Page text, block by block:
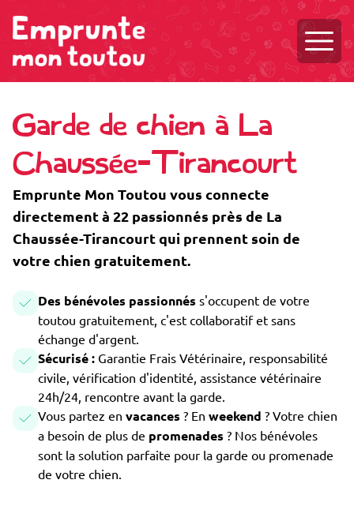
Garde de chien à La
Chaussée-Tirancourt
Emprunte Mon Toutou vous connecte
directement à 22 passionnés près de La
Chaussée-Tirancourt qui prennent soin de
votre chien gratuitement.
Des bénévoles passionnés s'occupent de votre
toutou gratuitement, c'est collaboratif et sans
échange d'argent.
Sécurisé : Garantie Frais Vétérinaire, responsabilité
civile, vérification d'identité, assistance vétérinaire
24h/24, rencontre avant la garde.
Vous partez en vacances ? En weekend ? Votre chien
a besoin de plus de promenades ? Nos bénévoles
sont la solution parfaite pour la garde ou promenade
de votre chien.